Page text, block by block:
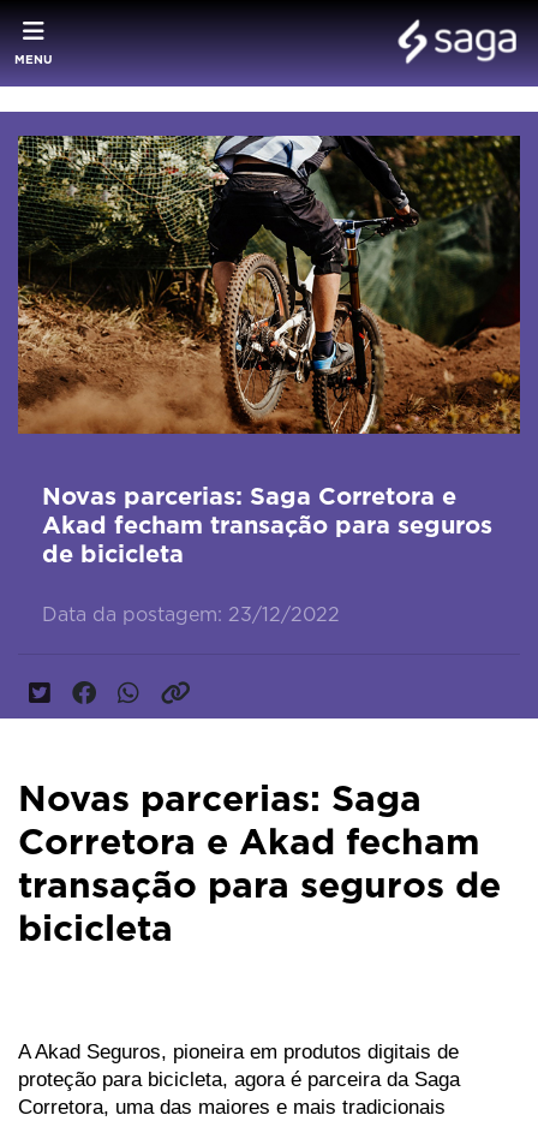
MENU
Novas parcerias: Saga Corretora e
Akad fecham transação para seguros
de bicicleta
Data da postagem: 23/12/2022
Novas parcerias: Saga
Corretora e Akad fecham
transação para seguros de
bicicleta
A Akad Seguros, pioneira em produtos digitais de
proteção para bicicleta, agora é parceira da Saga
Corretora, uma das maiores e mais tradicionais